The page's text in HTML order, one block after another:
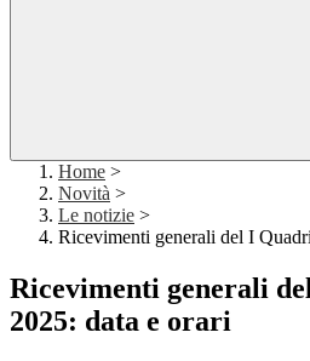
Home >
Novità >
Le notizie >
Ricevimenti generali del I
Ricevimenti generali
2025: data e orari